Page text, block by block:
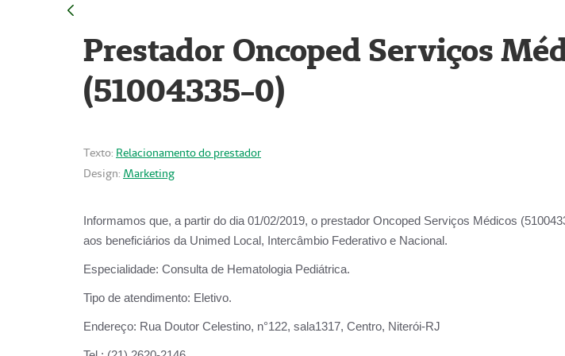
Prestador Oncoped Serviços
(51004335-0)
Texto: Relacionamento do prestador
Design: Marketing
Informamos que, a partir do dia 01/02/2019, o prestador Oncoped Serviços Médicos
aos beneficiários da Unimed Local, Intercâmbio Federativo e Nacional.
Especialidade: Consulta de Hematologia Pediátrica.
Tipo de atendimento: Eletivo.
Endereço: Rua Doutor Celestino, n°122, sala1317, Centro, Niterói-RJ